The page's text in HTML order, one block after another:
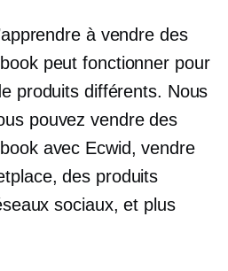
à vendre des
peut fonctionner pour
produits différents. Nous
pouvez vendre des
avec Ecwid, vendre
des produits
sociaux, et plus